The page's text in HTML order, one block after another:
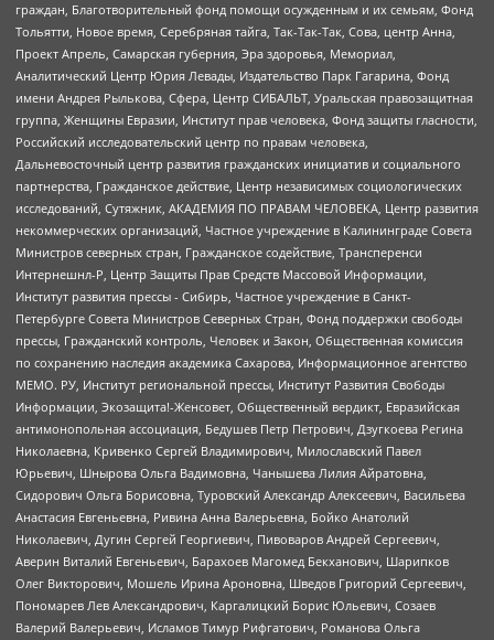
граждан, Благотворительный фонд помощи осужденным и их семьям, Фонд
Тольятти, Новое время, Серебряная тайга, Так-Так-Так, Сова, центр Анна,
Проект Апрель, Самарская губерния, Эра здоровья, Мемориал,
Аналитический Центр Юрия Левады, Издательство Парк Гагарина, Фонд
имени Андрея Рылькова, Сфера, Центр СИБАЛЬТ, Уральская правозащитная
группа, Женщины Евразии, Институт прав человека, Фонд защиты гласности,
Российский исследовательский центр по правам человека,
Дальневосточный центр развития гражданских инициатив и социального
партнерства, Гражданское действие, Центр независимых социологических
исследований, Сутяжник, АКАДЕМИЯ ПО ПРАВАМ ЧЕЛОВЕКА, Центр развития
некоммерческих организаций, Частное учреждение в Калининграде Совета
Министров северных стран, Гражданское содействие, Трансперенси
Интернешнл-Р, Центр Защиты Прав Средств Массовой Информации,
Институт развития прессы - Сибирь, Частное учреждение в Санкт-
Петербурге Совета Министров Северных Стран, Фонд поддержки свободы
прессы, Гражданский контроль, Человек и Закон, Общественная комиссия
по сохранению наследия академика Сахарова, Информационное агентство
МЕМО. РУ, Институт региональной прессы, Институт Развития Свободы
Информации, Экозащита!-Женсовет, Общественный вердикт, Евразийская
антимонопольная ассоциация, Бедушев Петр Петрович, Дзугкоева Регина
Николаевна, Кривенко Сергей Владимирович, Милославский Павел
Юрьевич, Шнырова Ольга Вадимовна, Чанышева Лилия Айратовна,
Сидорович Ольга Борисовна, Туровский Александр Алексеевич, Васильева
Анастасия Евгеньевна, Ривина Анна Валерьевна, Бойко Анатолий
Николаевич, Дугин Сергей Георгиевич, Пивоваров Андрей Сергеевич,
Аверин Виталий Евгеньевич, Барахоев Магомед Бекханович, Шарипков
Олег Викторович, Мошель Ирина Ароновна, Шведов Григорий Сергеевич,
Пономарев Лев Александрович, Каргалицкий Борис Юльевич, Созаев
Валерий Валерьевич, Исламов Тимур Рифгатович, Романова Ольга